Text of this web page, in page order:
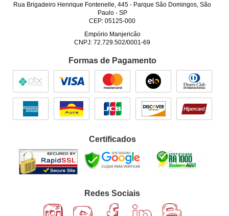
Rua Brigadeiro Henrique Fontenelle, 445 - Parque São Domingos, São
Paulo- SP
CEP: 05125-000
Empório Manjericão
CNPJ: 72.729.502/0001-69
Formas de Pagamento
Certificados
Redes Sociais